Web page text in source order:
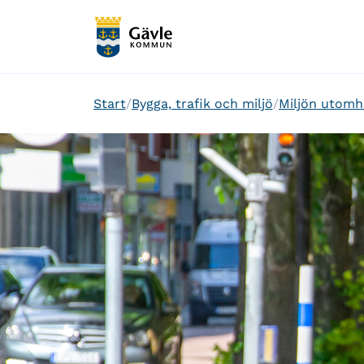
Start Bygga, trafik och miljö Miljön